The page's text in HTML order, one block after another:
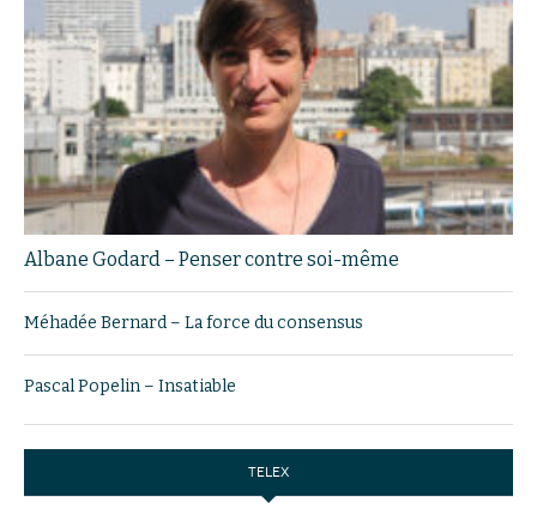
Albane Godard – Penser contre soi-même
Méhadée Bernard – La force du consensus
Pascal Popelin – Insatiable
TELEX